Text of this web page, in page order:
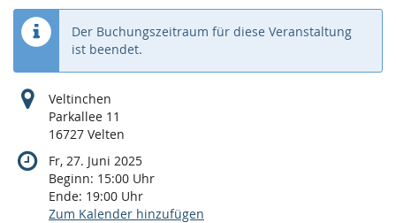
Der Buchungszeitraum für diese Veranstaltung
ist beendet.
Veltinchen
Parkallee 11
16727 Velten
Fr, 27. Juni 2025
Beginn: 15:00 Uhr
Ende: 19:00 Uhr
Zum Kalender hinzufügen